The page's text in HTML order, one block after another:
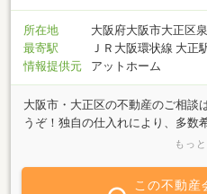
所在地
大阪府大阪市大正区
最寄駅
ＪＲ大阪環状線 大正
情報提供元
アットホーム
大阪市・大正区の不動産のご相談
うぞ！独自の仕入れにより、多数
相続・税・保険・お引越しなど、
もっ
この不動産